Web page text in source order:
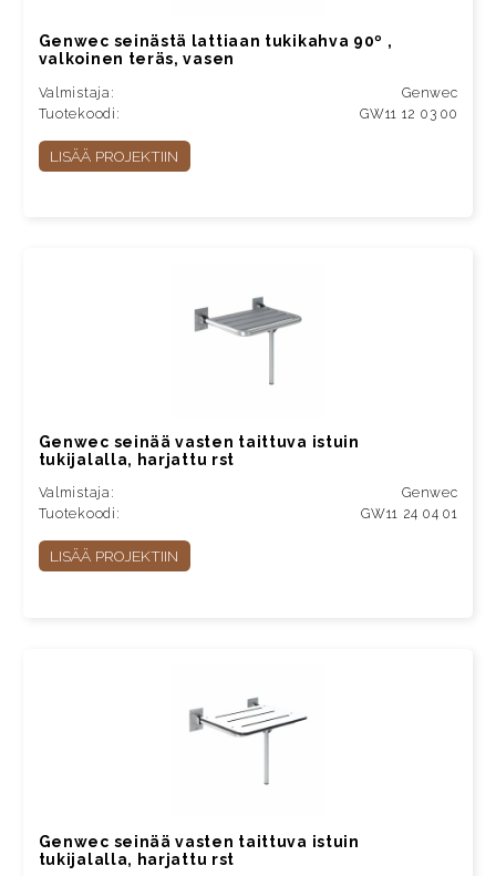
Genwec seinästä lattiaan tukikahva 90º ,
valkoinen teräs, vasen
Valmistaja:
Genwec
Tuotekoodi:
GW11 12 03 00
LISÄÄ PROJEKTIIN
Genwec seinää vasten taittuva istuin
tukijalalla, harjattu rst
Valmistaja:
Genwec
Tuotekoodi:
GW11 24 04 01
LISÄÄ PROJEKTIIN
Genwec seinää vasten taittuva istuin
tukijalalla, harjattu rst